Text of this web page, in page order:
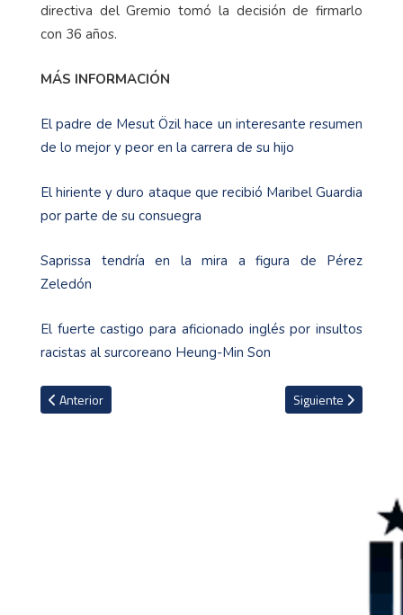
directiva del Gremio tomó la decisión de firmarlo
con 36 años.
MÁS INFORMACIÓN
El padre de Mesut Özil hace un interesante resumen
de lo mejor y peor en la carrera de su hijo
El hiriente y duro ataque que recibió Maribel Guardia
por parte de su consuegra
Saprissa tendría en la mira a figura de Pérez
Zeledón
El fuerte castigo para aficionado inglés por insultos
racistas al surcoreano Heung-Min Son
Artículo anterior: Marcelo y los 14 jugadores que fueron
Anterior Artículo siguiente:
Siguiente